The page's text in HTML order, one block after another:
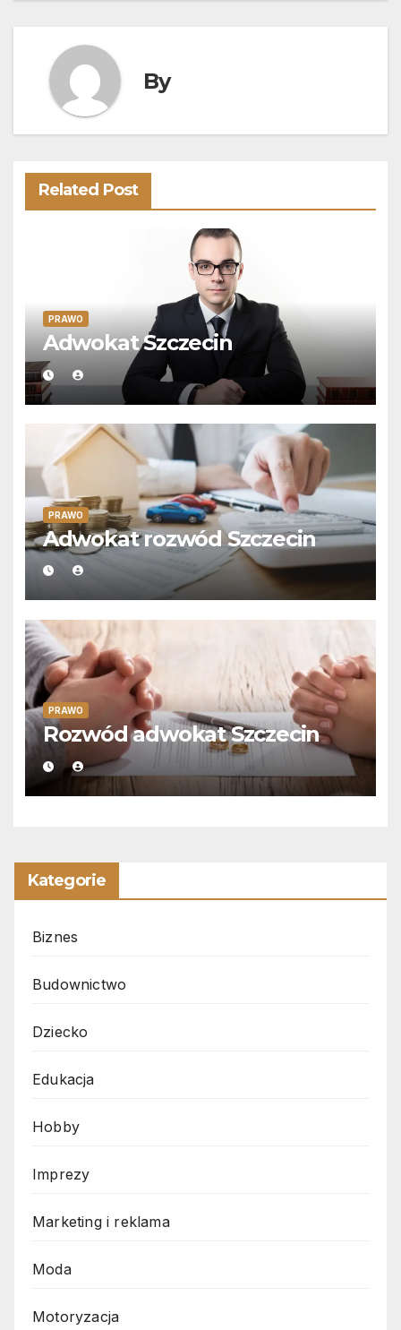
By
Related Post
PRAWO
Adwokat Szczecin
PRAWO
Adwokat rozwód Szczecin
PRAWO
Rozwód adwokat Szczecin
Kategorie
Biznes
Budownictwo
Dziecko
Edukacja
Hobby
Imprezy
Marketing i reklama
Moda
Motoryzacja